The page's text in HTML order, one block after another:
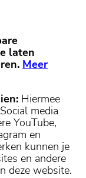
laten
Meer
Hiermee
media
YouTube,
en
kunnen je
en andere
deze website.